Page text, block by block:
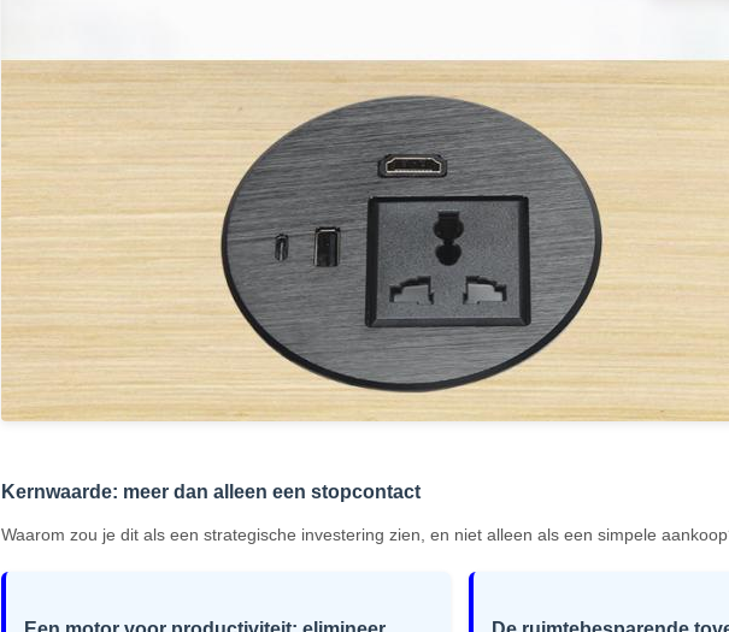
Kernwaarde: meer dan alleen een stopcontact
Waarom zou je dit als een strategische investering zien, en niet alleen als een simpele